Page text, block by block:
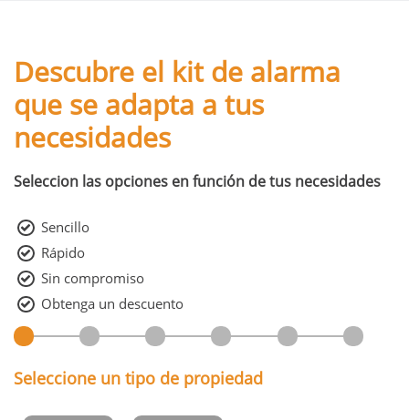
Descubre el kit de alarma
que se adapta a tus
necesidades
Seleccion las opciones en función de tus necesidades
Sencillo
Rápido
Sin compromiso
Obtenga un descuento
Seleccione un tipo de propiedad